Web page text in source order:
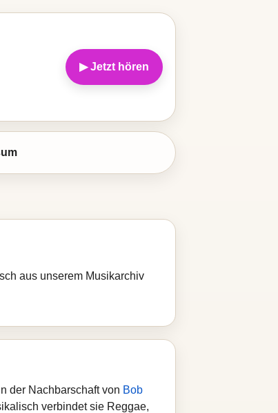
▶ Jetzt hören
aus unserem Musikarchiv
der Nachbarschaft von Bob
verbindet sie Reggae,